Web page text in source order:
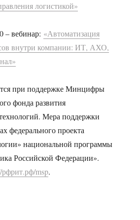
логистикой»
– вебинар: «Автоматизация
внутри компании: ИТ, АХО,
при поддержке Минцифры
фонда развития
Мера поддержки
федерального проекта
национальной программы
Российской Федерации».
рфрит.рф/msp.